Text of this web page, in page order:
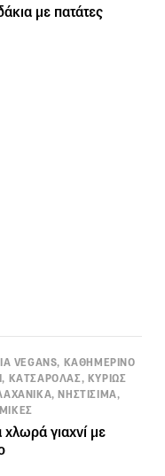
με πατάτες
VEGANS, ΚΑΘΗΜΕΡΙΝΟ
ΚΑΤΣΑΡΟΛΑΣ, ΚΥΡΙΩΣ
ΝΗΣΤΙΣΙΜΑ,
χλωρά γιαχνί με